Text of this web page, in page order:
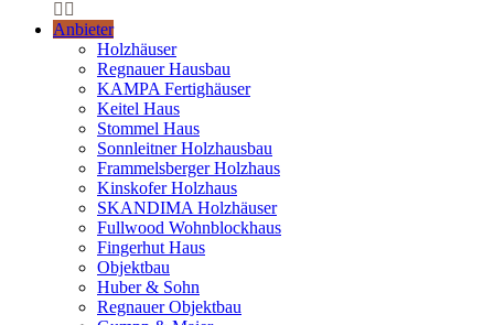
Anbieter
Holzhäuser
Regnauer Hausbau
KAMPA Fertighäuser
Keitel Haus
Stommel Haus
Sonnleitner Holzhausbau
Frammelsberger Holzhaus
Kinskofer Holzhaus
SKANDIMA Holzhäuser
Fullwood Wohnblockhaus
Fingerhut Haus
Objektbau
Huber & Sohn
Regnauer Objektbau